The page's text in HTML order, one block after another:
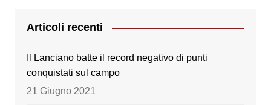
e
b
o
o
er gr
a
m
T
u
Articoli recenti
Il Lanciano batte il record negativo di punti
conquistati sul campo
21 Giugno 2021